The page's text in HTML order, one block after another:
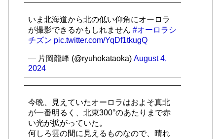
いま北海道から北の低い仰角にオーロラ
が撮影できるかもしれません #オーロラシ
チズン pic.twitter.com/YqDf1tkugQ
— 片岡龍峰 (@ryuhokataoka) August 4,
2024
今晩、見えていたオーロラはおよそ真北
が一番明るく、北東300°のあたりまで赤
い光が拡がっていた。
何しろ雲の間に見えるものなので、晴れ